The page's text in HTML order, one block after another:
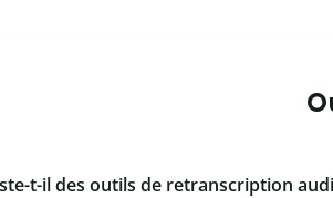
t-il des outils de retranscription